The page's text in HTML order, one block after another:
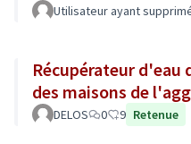
Utilisateur ayant
Récupérateur d'eau
des maisons de
DELOS 0 9 Retenue